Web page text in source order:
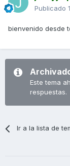
Publicado
bienvenido desde
Este tema
respuestas.
Ir a la lista de